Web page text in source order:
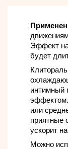
Эффект
будет
интимный
или
приятные
ускорит
Можно